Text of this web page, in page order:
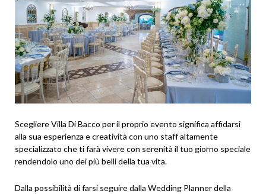
Scegliere Villa Di Bacco per il proprio evento significa affidarsi
alla sua esperienza e creatività con uno staff altamente
specializzato che ti farà vivere con serenità il tuo giorno speciale
rendendolo uno dei più belli della tua vita.
Dalla possibilità di farsi seguire dalla Wedding Planner della